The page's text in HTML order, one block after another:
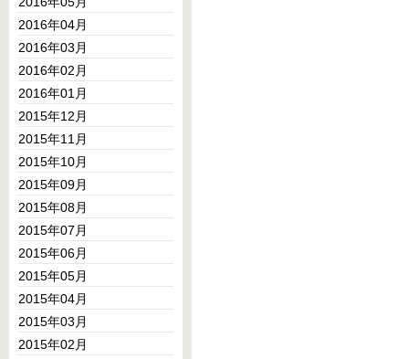
2016年04月
2016年03月
2016年02月
2016年01月
2015年12月
2015年11月
2015年10月
2015年09月
2015年08月
2015年07月
2015年06月
2015年05月
2015年04月
2015年03月
2015年02月